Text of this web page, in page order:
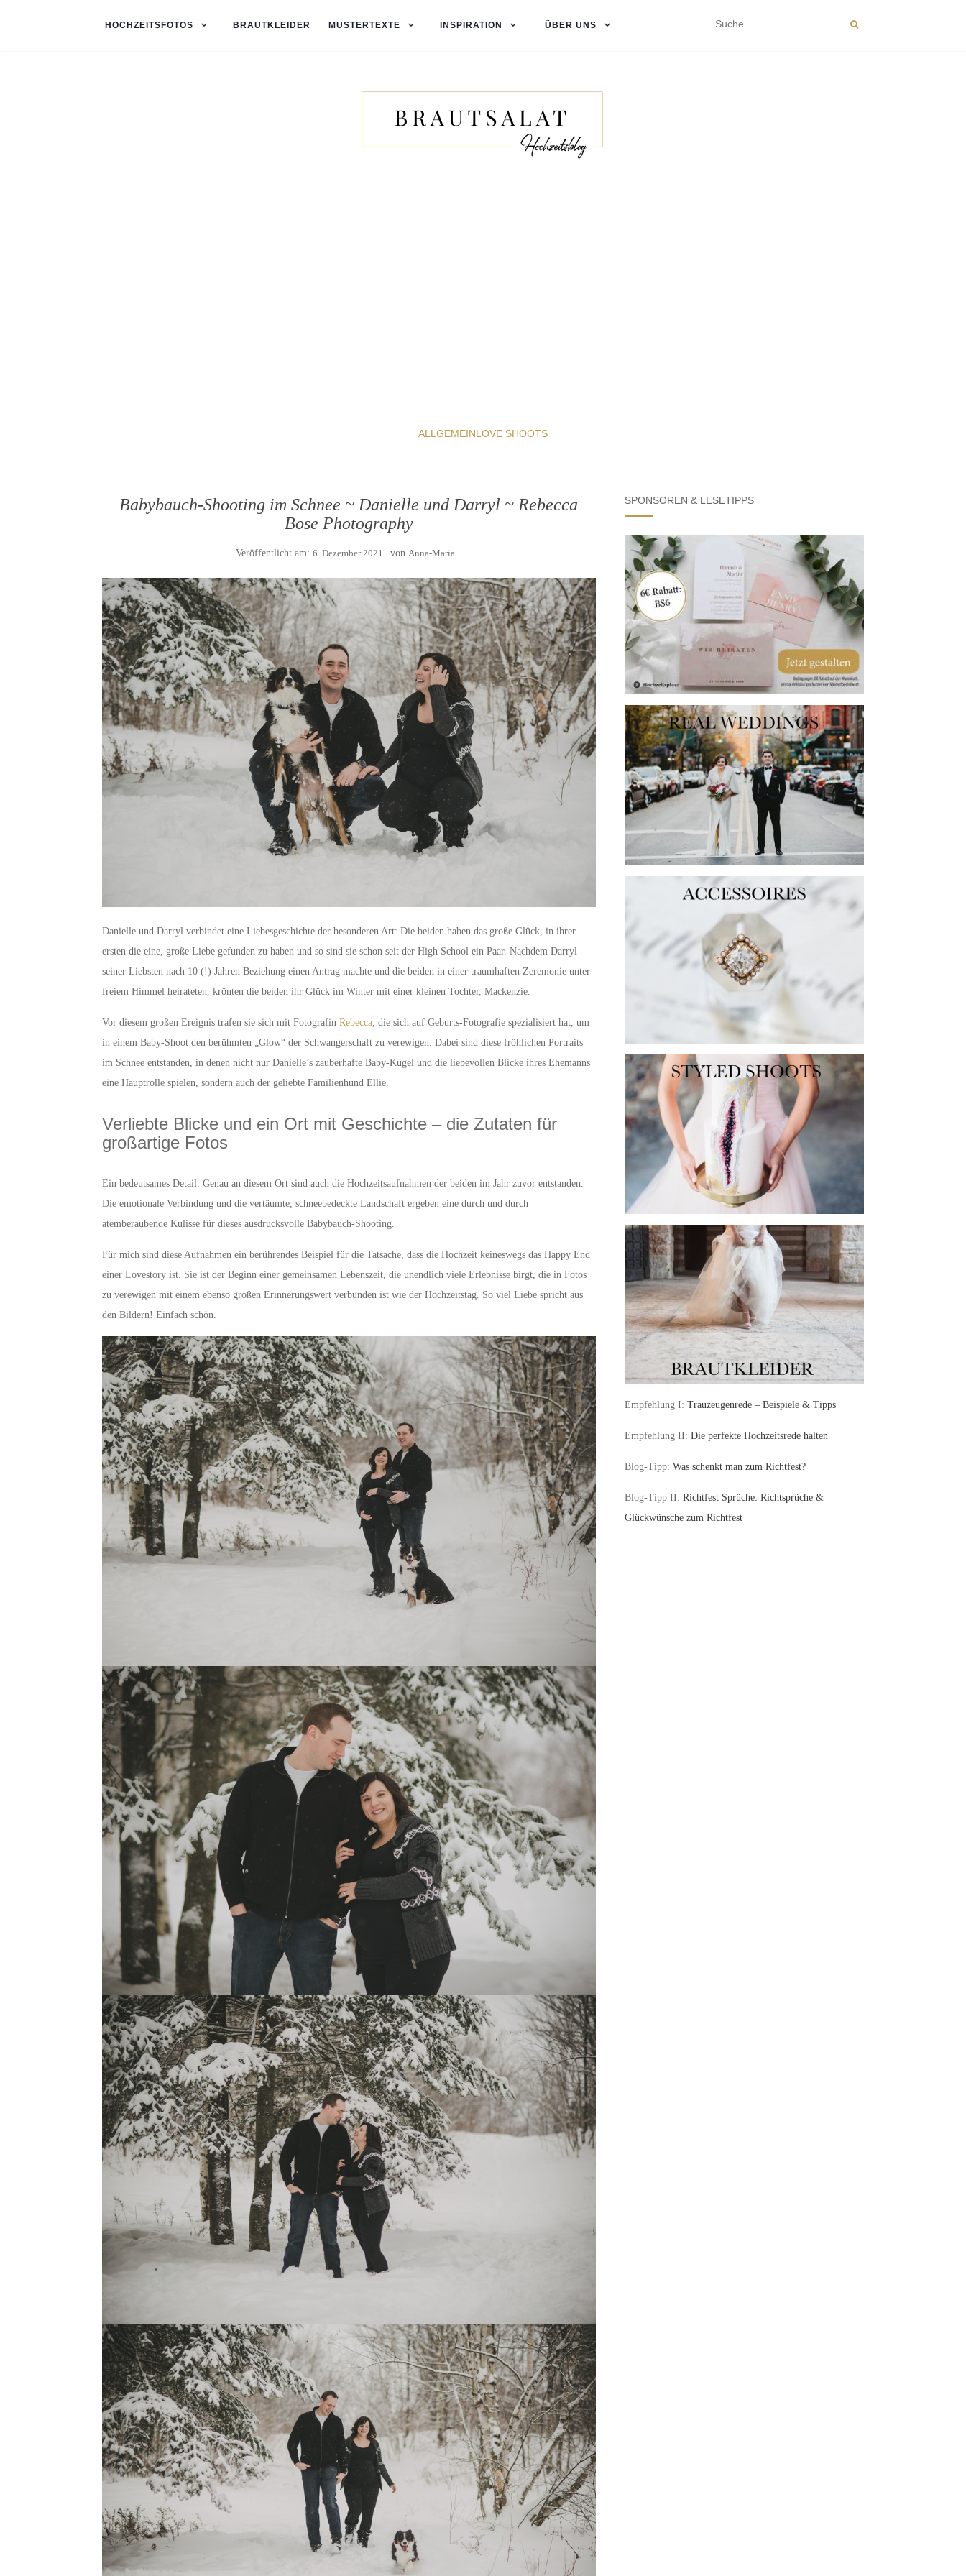
HOCHZEITSFOTOS BRAUTKLEIDER MUSTERTEXTE INSPIRATION ÜBER UNS
ALLGEMEINLOVE SHOOTS
Babybauch-Shooting im Schnee ~ Danielle und Darryl ~ Rebecca
Bose Photography
Veröffentlicht am: 6. Dezember 2021 von Anna-Maria
Danielle und Darryl verbindet eine Liebesgeschichte der besonderen Art: Die beiden haben das große Glück, in ihrer
ersten die eine, große Liebe gefunden zu haben und so sind sie schon seit der High School ein Paar. Nachdem Darryl
seiner Liebsten nach 10 (!) Jahren Beziehung einen Antrag machte und die beiden in einer traumhaften Zeremonie unter
freiem Himmel heirateten, krönten die beiden ihr Glück im Winter mit einer kleinen Tochter, Mackenzie.
Vor diesem großen Ereignis trafen sie sich mit Fotografin Rebecca, die sich auf Geburts-Fotografie spezialisiert hat, um
in einem Baby-Shoot den berühmten „Glow“ der Schwangerschaft zu verewigen. Dabei sind diese fröhlichen Portraits
im Schnee entstanden, in denen nicht nur Danielle’s zauberhafte Baby-Kugel und die liebevollen Blicke ihres Ehemanns
eine Hauptrolle spielen, sondern auch der geliebte Familienhund Ellie.
Verliebte Blicke und ein Ort mit Geschichte – die Zutaten für
großartige Fotos
Ein bedeutsames Detail: Genau an diesem Ort sind auch die Hochzeitsaufnahmen der beiden im Jahr zuvor entstanden.
Die emotionale Verbindung und die vertäumte, schneebedeckte Landschaft ergeben eine durch und durch
atemberaubende Kulisse für dieses ausdrucksvolle Babybauch-Shooting.
Für mich sind diese Aufnahmen ein berührendes Beispiel für die Tatsache, dass die Hochzeit keineswegs das Happy End
einer Lovestory ist. Sie ist der Beginn einer gemeinsamen Lebenszeit, die unendlich viele Erlebnisse birgt, die in Fotos
zu verewigen mit einem ebenso großen Erinnerungswert verbunden ist wie der Hochzeitstag. So viel Liebe spricht aus
den Bildern! Einfach schön.
SPONSOREN & LESETIPPS
Empfehlung I: Trauzeugenrede – Beispiele & Tipps
Empfehlung II: Die perfekte Hochzeitsrede halten
Blog-Tipp: Was schenkt man zum Richtfest?
Blog-Tipp II: Richtfest Sprüche: Richtsprüche &
Glückwünsche zum Richtfest